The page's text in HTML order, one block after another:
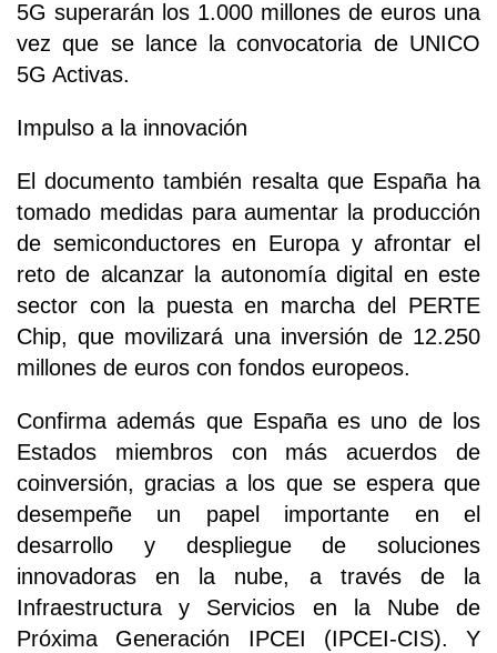
5G superarán los 1.000 millones de euros una
vez que se lance la convocatoria de UNICO
5G Activas.
Impulso a la innovación
El documento también resalta que España ha
tomado medidas para aumentar la producción
de semiconductores en Europa y afrontar el
reto de alcanzar la autonomía digital en este
sector con la puesta en marcha del PERTE
Chip, que movilizará una inversión de 12.250
millones de euros con fondos europeos.
Confirma además que España es uno de los
Estados miembros con más acuerdos de
coinversión, gracias a los que se espera que
desempeñe un papel importante en el
desarrollo y despliegue de soluciones
innovadoras en la nube, a través de la
Infraestructura y Servicios en la Nube de
Próxima Generación IPCEI (IPCEI-CIS). Y